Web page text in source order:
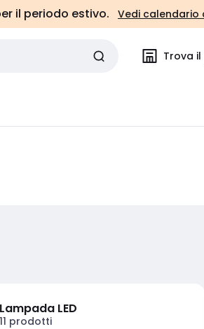
il periodo estivo. Vedi calendario
Trova
Lampada LED
11 prodotti